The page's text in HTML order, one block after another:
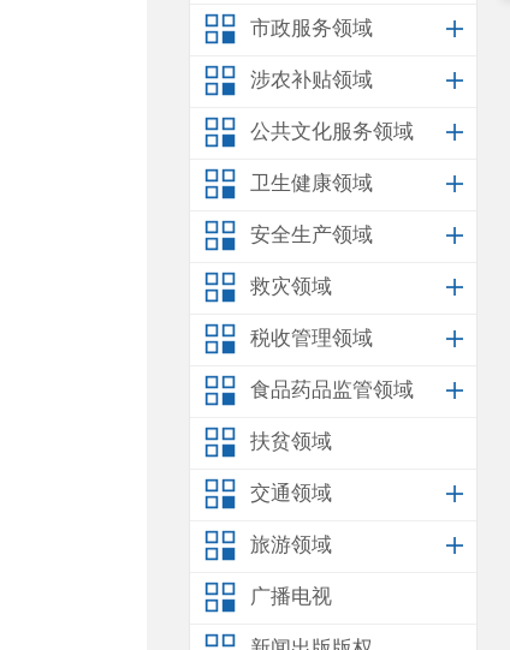
市政服务领域
涉农补贴领域
公共文化服务领域
卫生健康领域
安全生产领域
救灾领域
税收管理领域
食品药品监管领域
扶贫领域
交通领域
旅游领域
广播电视